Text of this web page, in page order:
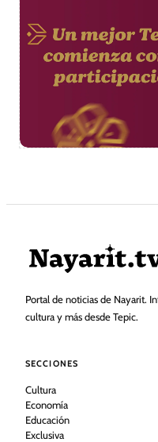
Portal de noticias de Nayarit.
cultura y más desde Tepic.
SECCIONES
Cultura
Economía
Educación
Exclusiva